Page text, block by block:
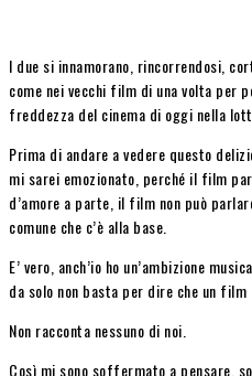
I due si innamorano, rincorrendosi,
come nei vecchi film di una volta per
freddezza del cinema di oggi nella
Prima di andare a vedere questo
mi sarei emozionato, perché il film
d’amore a parte, il film non può
comune che c’è alla base.
E’ vero, anch’io ho un’ambizione
da solo non basta per dire che un film
Non racconta nessuno di noi.
Così mi sono soffermato a pensare,